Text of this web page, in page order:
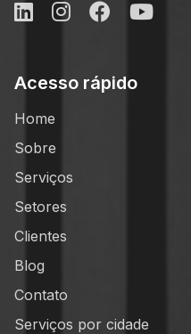
Acesso rápido
Home
Sobre
Serviços
Setores
Clientes
Blog
Contato
Serviços por cidade